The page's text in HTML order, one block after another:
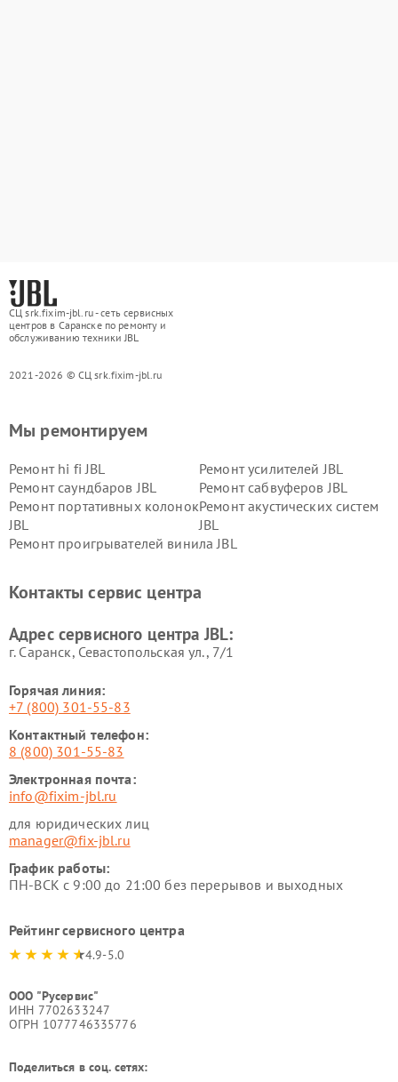
СЦ srk.fixim-jbl.ru - сеть сервисных
центров в Саранске по ремонту и
обслуживанию техники JBL
2021-2026 © СЦ srk.fixim-jbl.ru
Мы ремонтируем
Ремонт hi fi JBL
Ремонт усилителей JBL
Ремонт саундбаров JBL
Ремонт сабвуферов JBL
Ремонт портативных колонок
JBL
Ремонт акустических систем
JBL
Ремонт проигрывателей винила JBL
Контакты сервис центра
Адрес сервисного центра JBL:
г. Саранск, Севастопольская ул., 7/1
Горячая линия:
+7 (800) 301-55-83
Контактный телефон:
8 (800) 301-55-83
Электронная почта:
info@fixim-jbl.ru
для юридических лиц
manager@fix-jbl.ru
График работы:
ПН-ВСК с 9:00 до 21:00 без перерывов и выходных
Рейтинг сервисного центра
4.9-5.0
ООО "Русервис"
ИНН 7702633247
ОГРН 1077746335776
Поделиться в соц. сетях: